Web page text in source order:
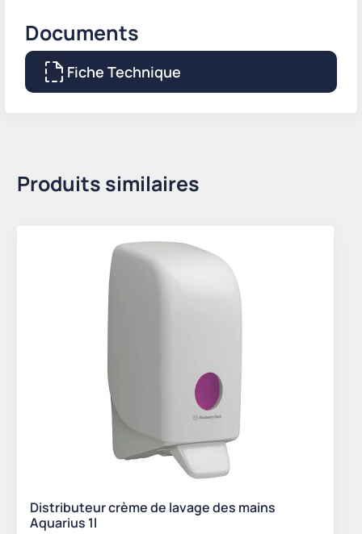
Documents
Fiche Technique
Produits similaires
Distributeur crème de lavage des mains
Aquarius 1l